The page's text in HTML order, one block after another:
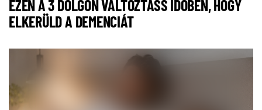
EZEN A 3 DOLGON VÁLTOZTASS IDŐBEN, HOGY
ELKERÜLD A DEMENCIÁT